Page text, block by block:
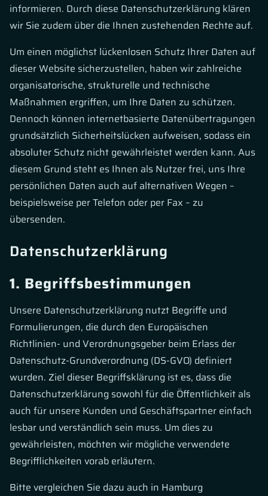
informieren. Durch diese Datenschutzerklärung klären
wir Sie zudem über die Ihnen zustehenden Rechte auf.
Um einen möglichst lückenlosen Schutz Ihrer Daten auf
dieser Website sicherzustellen, haben wir zahlreiche
organisatorische, strukturelle und technische
Maßnahmen ergriffen, um Ihre Daten zu schützen.
Dennoch können internetbasierte Datenübertragungen
grundsätzlich Sicherheitslücken aufweisen, sodass ein
absoluter Schutz nicht gewährleistet werden kann. Aus
diesem Grund steht es Ihnen als Nutzer frei, uns Ihre
persönlichen Daten auch auf alternativen Wegen –
beispielsweise per Telefon oder per Fax – zu
übersenden.
Datenschutzerklärung
1. Begriffsbestimmungen
Unsere Datenschutzerklärung nutzt Begriffe und
Formulierungen, die durch den Europäischen
Richtlinien- und Verordnungsgeber beim Erlass der
Datenschutz-Grundverordnung (DS-GVO) definiert
wurden. Ziel dieser Begriffsklärung ist es, dass die
Datenschutzerklärung sowohl für die Öffentlichkeit als
auch für unsere Kunden und Geschäftspartner einfach
lesbar und verständlich sein muss. Um dies zu
gewährleisten, möchten wir mögliche verwendete
Begrifflichkeiten vorab erläutern.
Bitte vergleichen Sie dazu auch in Hamburg